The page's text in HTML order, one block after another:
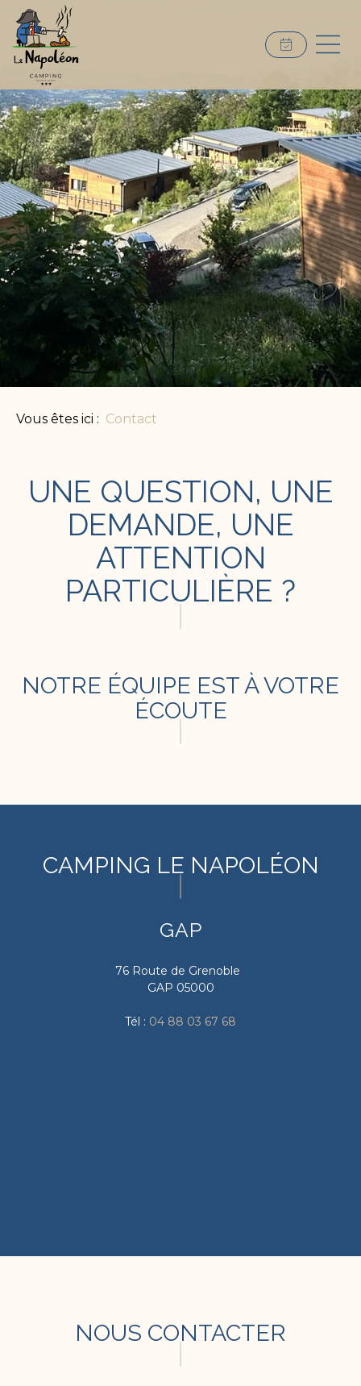
Vous êtes ici : Contact
UNE QUESTION, UNE
DEMANDE, UNE
ATTENTION
PARTICULIÈRE ?
NOTRE ÉQUIPE EST À VOTRE
ÉCOUTE
CAMPING LE NAPOLÉON
GAP
76 Route de Grenoble
GAP 05000
Tél : 04 88 03 67 68
NOUS CONTACTER